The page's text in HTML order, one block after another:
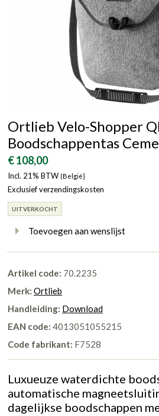
Ortlieb Velo-Shopper
Boodschappentas
€ 108,00
Incl. 21% BTW (België}
Exclusief verzendingskosten
UITVERKOCHT
Toevoegen aan wenslijst
Artikel code: 70.2235
Merk: Ortlieb
Handleiding: Download
EAN code: 4013051055215
Code fabrikant: F7528
Luxueuze waterdichte
automatische
dagelijkse boodschappen